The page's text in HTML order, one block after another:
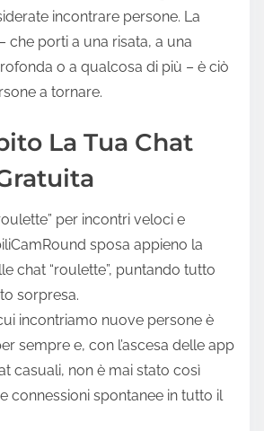
incontrare persone. La
che porti a una risata, a una
o a qualcosa di più – è ciò
a tornare.
La Tua Chat
per incontri veloci e
sposa appieno la
chat “roulette”, puntando tutto
sorpresa.
incontriamo nuove persone è
sempre e, con l’ascesa delle app
casuali, non è mai stato così
connessioni spontanee in tutto il